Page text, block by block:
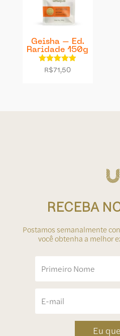
Geisha – Ed.
Raridade 150g
Avaliação
4.89
R$71,50
RECEBA
Postamos semanalmente
você obtenha a melhor
Eu